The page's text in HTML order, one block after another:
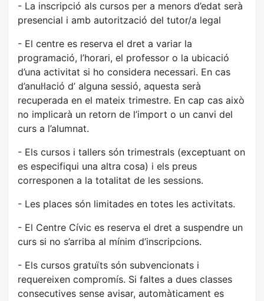
- La inscripció als cursos per a menors d’edat serà
presencial i amb autorització del tutor/a legal
- El centre es reserva el dret a variar la
programació, l’horari, el professor o la ubicació
d’una activitat si ho considera necessari. En cas
d’anul·lació d’ alguna sessió, aquesta serà
recuperada en el mateix trimestre. En cap cas això
no implicarà un retorn de l’import o un canvi del
curs a l’alumnat.
- Els cursos i tallers són trimestrals (exceptuant on
es especifiqui una altra cosa) i els preus
corresponen a la totalitat de les sessions.
- Les places són limitades en totes les activitats.
- El Centre Cívic es reserva el dret a suspendre un
curs si no s’arriba al mínim d’inscripcions.
- Els cursos gratuïts són subvencionats i
requereixen compromís. Si faltes a dues classes
consecutives sense avisar, automàticament es